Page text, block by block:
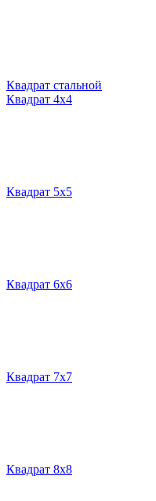
Квадрат стальной
Квадрат 4х4
Квадрат 5х5
Квадрат 6х6
Квадрат 7х7
Квадрат 8х8